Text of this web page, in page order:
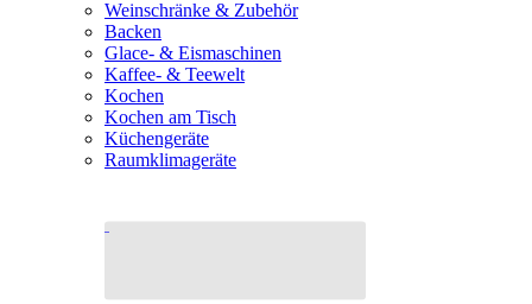
Weinschränke & Zubehör
Backen
Glace- & Eismaschinen
Kaffee- & Teewelt
Kochen
Kochen am Tisch
Küchengeräte
Raumklimageräte